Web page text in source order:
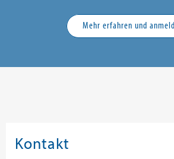
Mehr erfahren und
Kontakt